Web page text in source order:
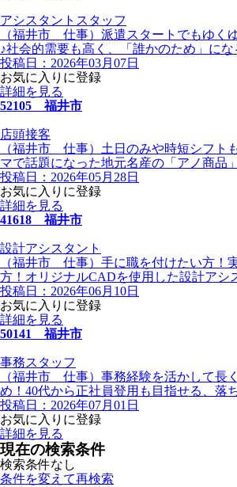
アシスタントスタッフ
（福井市 仕事）派遣スタートでもゆく
♪社会的需要も高く、「誰かのため」にな
投稿日：2026年03月07日
お気に入りに登録
詳細を見る
52105 福井市
店頭接客
（福井市 仕事）土日のみや時短シフト
マで話題になった地元名産の「アノ商品
投稿日：2026年05月28日
お気に入りに登録
詳細を見る
41618 福井市
設計アシスタント
（福井市 仕事）手に職を付けたい方！
方！オリジナルCADを使用した設計アシ
投稿日：2026年06月10日
お気に入りに登録
詳細を見る
50141 福井市
事務スタッフ
（福井市 仕事）事務経験を活かして長
め！40代から正社員登用も目指せる、落
投稿日：2026年07月01日
お気に入りに登録
詳細を見る
現在の検索条件
検索条件なし
条件を変えて再検索